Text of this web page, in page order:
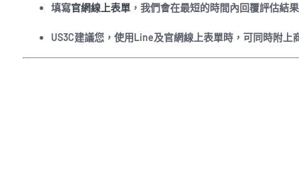
填寫官網線上表單 ，我們會在最短的時間內回覆評估結
US3C建議您，使用Line及官網線上表單時，可同時附